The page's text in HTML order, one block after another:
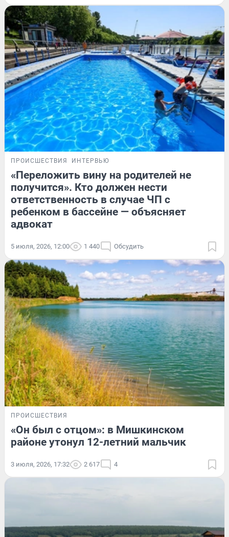
ПРОИСШЕСТВИЯ ИНТЕРВЬЮ
«Переложить вину на родителей не
получится». Кто должен нести
ответственность в случае ЧП с
ребенком в бассейне — объясняет
адвокат
5 июля, 2026, 12:00 1 440 Обсудить
ПРОИСШЕСТВИЯ
«Он был с отцом»: в Мишкинском
районе утонул 12-летний мальчик
3 июля, 2026, 17:32 2 617 4